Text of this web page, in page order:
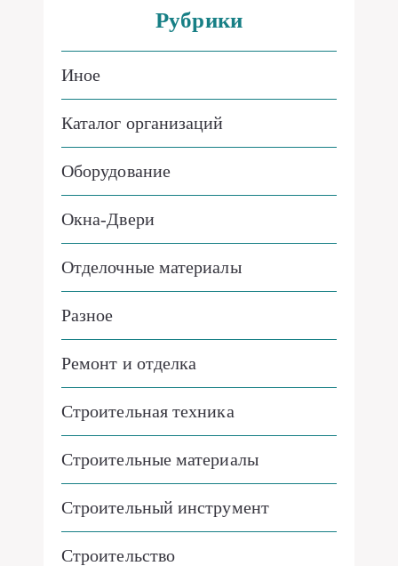
Рубрики
Иное
Каталог организаций
Оборудование
Окна-Двери
Отделочные материалы
Разное
Ремонт и отделка
Строительная техника
Строительные материалы
Строительный инструмент
Строительство